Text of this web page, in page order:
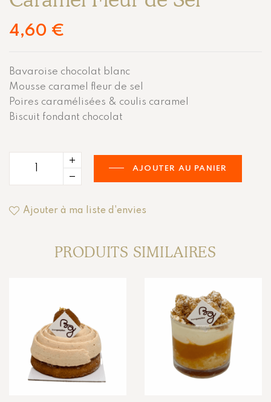
4,60 €
Bavaroise chocolat blanc
Mousse caramel fleur de sel
Poires caramélisées & coulis caramel
Biscuit fondant chocolat
AJOUTER AU PANIER
Ajouter à ma liste d'envies
PRODUITS SIMILAIRES